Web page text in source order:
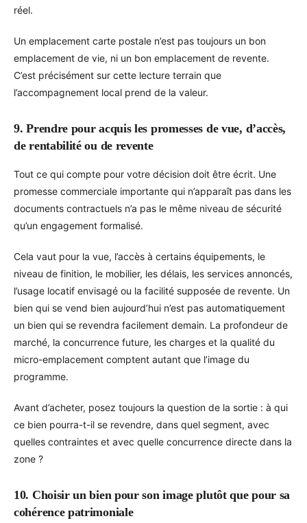
réel.
Un emplacement carte postale n’est pas toujours un bon
emplacement de vie, ni un bon emplacement de revente.
C’est précisément sur cette lecture terrain que
l’accompagnement local prend de la valeur.
9. Prendre pour acquis les promesses de vue, d’accès,
de rentabilité ou de revente
Tout ce qui compte pour votre décision doit être écrit. Une
promesse commerciale importante qui n’apparaît pas dans les
documents contractuels n’a pas le même niveau de sécurité
qu’un engagement formalisé.
Cela vaut pour la vue, l’accès à certains équipements, le
niveau de finition, le mobilier, les délais, les services annoncés,
l’usage locatif envisagé ou la facilité supposée de revente. Un
bien qui se vend bien aujourd’hui n’est pas automatiquement
un bien qui se revendra facilement demain. La profondeur de
marché, la concurrence future, les charges et la qualité du
micro-emplacement comptent autant que l’image du
programme.
Avant d’acheter, posez toujours la question de la sortie : à qui
ce bien pourra-t-il se revendre, dans quel segment, avec
quelles contraintes et avec quelle concurrence directe dans la
zone ?
10. Choisir un bien pour son image plutôt que pour sa
cohérence patrimoniale